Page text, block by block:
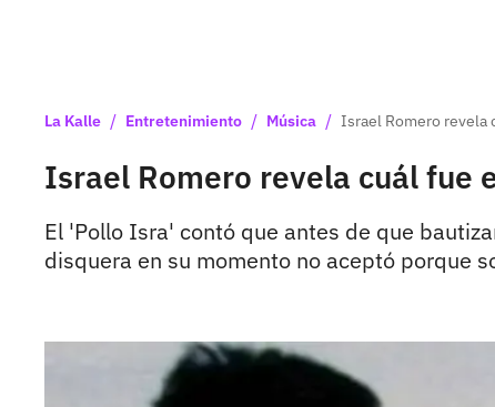
La Kalle / Entretenimiento / Música / Israel Romero revela
Israel Romero revela cuál fue
El 'Pollo Isra' contó que antes de que
disquera en su momento no aceptó porque